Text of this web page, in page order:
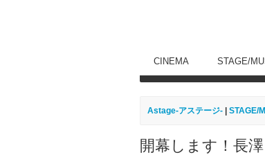
CINEMA STAGE/
Astage-アステージ- STAGE/
開幕します！長